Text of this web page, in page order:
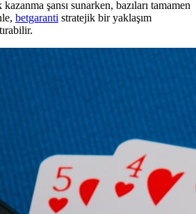
şansı sunarken, bazıları tamamen
betgaranti stratejik bir yaklaşım